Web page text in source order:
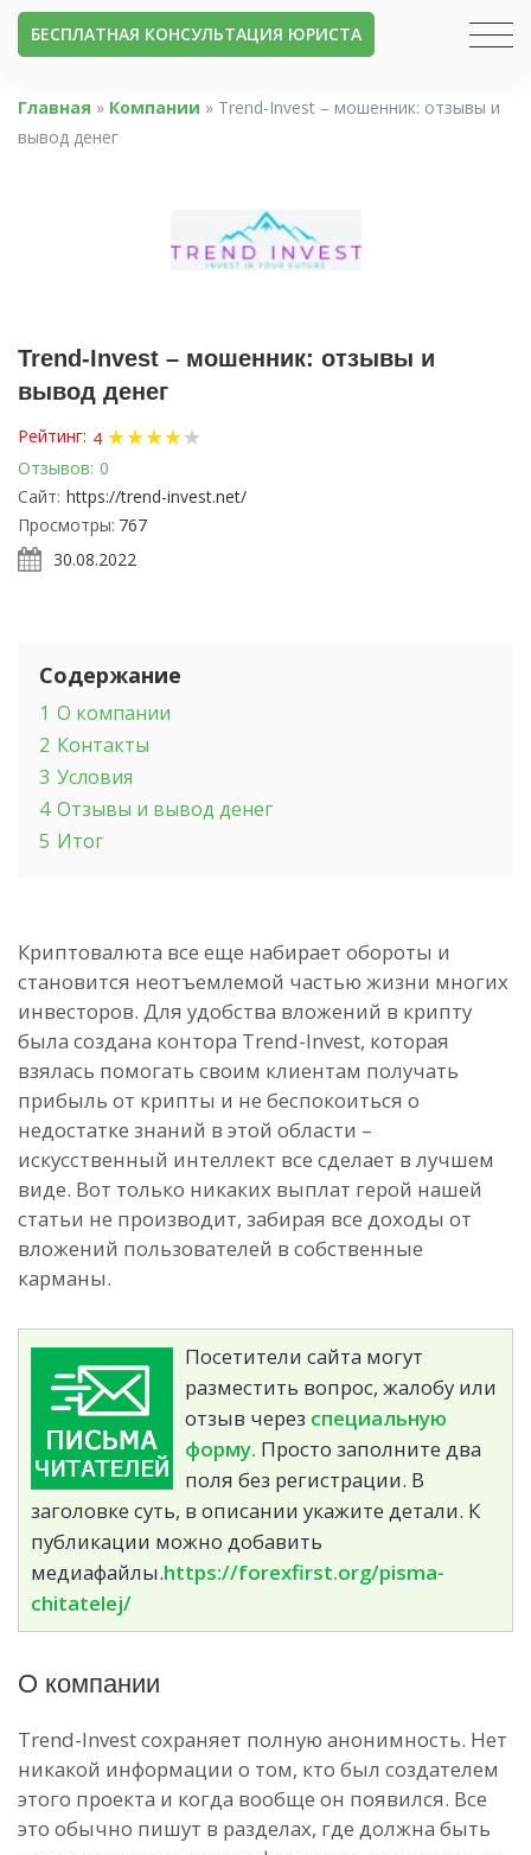
БЕСПЛАТНАЯ КОНСУЛЬТАЦИЯ ЮРИСТА
Главная » Компании » Trend-Invest – мошенник: отзывы и
вывод денег
Trend-Invest – мошенник: отзывы и
вывод денег
Рейтинг: 4 ★★★★★
Отзывов: 0
Сайт: https://trend-invest.net/
Просмотры: 767
30.08.2022
Содержание
1 О компании
2 Контакты
3 Условия
4 Отзывы и вывод денег
5 Итог
Криптовалюта все еще набирает обороты и
становится неотъемлемой частью жизни многих
инвесторов. Для удобства вложений в крипту
была создана контора Trend-Invest, которая
взялась помогать своим клиентам получать
прибыль от крипты и не беспокоиться о
недостатке знаний в этой области –
искусственный интеллект все сделает в лучшем
виде. Вот только никаких выплат герой нашей
статьи не производит, забирая все доходы от
вложений пользователей в собственные
карманы.
Посетители сайта могут
разместить вопрос, жалобу или
отзыв через специальную
форму. Просто заполните два
поля без регистрации. В
заголовке суть, в описании укажите детали. К
публикации можно добавить
медиафайлы.https://forexfirst.org/pisma-
chitatelej/
О компании
Trend-Invest сохраняет полную анонимность. Нет
никакой информации о том, кто был создателем
этого проекта и когда вообще он появился. Все
это обычно пишут в разделах, где должна быть